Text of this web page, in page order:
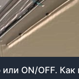
ON/OFF. Как